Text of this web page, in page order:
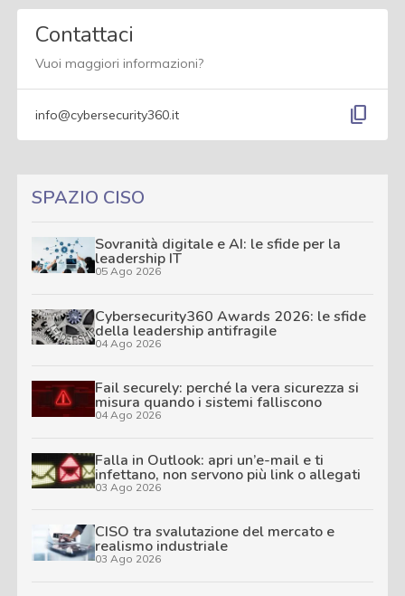
Contattaci
Vuoi maggiori informazioni?
info@cybersecurity360.it content_copy
SPAZIO CISO
Sovranità digitale e AI: le sfide per la
leadership IT
05 Ago 2026
Cybersecurity360 Awards 2026: le sfide
della leadership antifragile
04 Ago 2026
Fail securely: perché la vera sicurezza si
misura quando i sistemi falliscono
04 Ago 2026
Falla in Outlook: apri un’e-mail e ti
infettano, non servono più link o allegati
03 Ago 2026
CISO tra svalutazione del mercato e
realismo industriale
03 Ago 2026